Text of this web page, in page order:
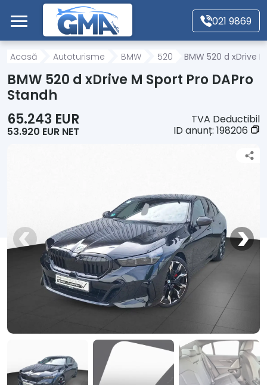
Mergi direct la conținutul principal
021 9869
Acasă
Autoturisme
Motociclete
Despre Noi
Contact
Acasă Autoturisme BMW 520 BMW 520 d xDrive
BMW 520 d xDrive M Sport Pro DAPro
Standh
65.243 EUR
53.920 EUR NET
TVA Deductibil
ID anunț: 198206